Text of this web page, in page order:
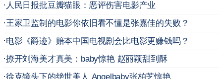
· 人民日报批豆瓣猫眼：恶评伤害电影产业
·王家卫监制的电影你依旧看不懂是张嘉佳的失败？
·电影《爵迹》赔本中国电视剧会比电影更赚钱吗？
·撩开刘海美才真美：baby惊艳 赵丽颖甜到酥
·徐克镜头下的绝世美人 Angelbaby张柏芝惊艳